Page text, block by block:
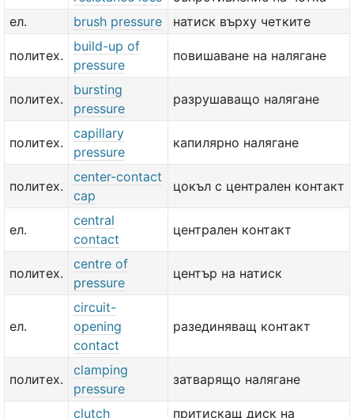
ел.
brush pressure натиск върху четките
политех.
build-up of
pressure
повишаване на налягане
политех.
bursting
pressure
разрушаващо налягане
политех.
capillary
pressure
капилярно налягане
политех.
center-contact
cap
цокъл с централен контакт
ел.
central
contact
централен контакт
политех.
centre of
pressure
център на натиск
ел.
circuit-
opening
contact
разединяващ контакт
политех.
clamping
pressure
затварящо налягане
clutch
притискащ диск на